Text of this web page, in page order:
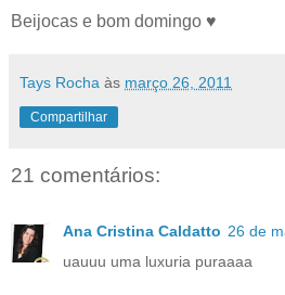
Beijocas e bom domingo ♥
Tays Rocha às março 26, 2011
Compartilhar
21 comentários:
Ana Cristina Caldatto 26 de
uauuu uma luxuria puraaaa